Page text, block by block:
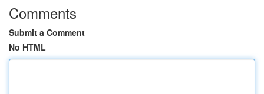
Comments
Submit a Comment
No HTML